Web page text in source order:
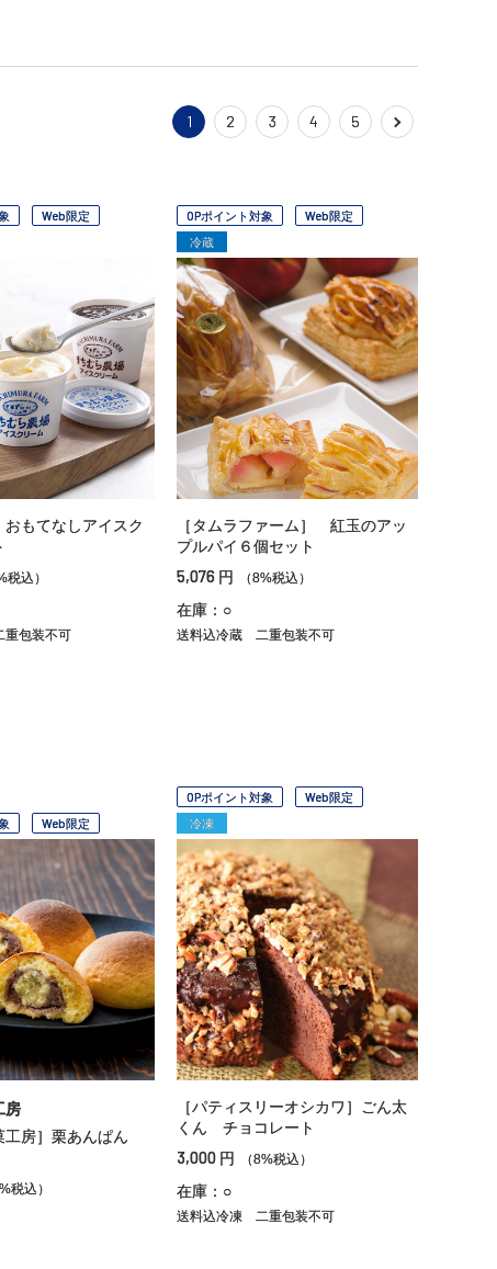
1 2 3 4 5
Web限定
おもてなしアイスク
税込）
重包装不可
OPポイント対象
Web限定
冷蔵
［タムラファーム］ 紅玉のアッ
プルパイ６個セット
5,076 円 （8%税込）
在庫：○
送料込冷蔵 二重包装不可
Web限定
房
工房］栗あんぱん
税込）
OPポイント対象
Web限定
冷凍
［パティスリーオシカワ］ごん太
くん チョコレート
3,000 円 （8%税込）
在庫：○
送料込冷凍 二重包装不可